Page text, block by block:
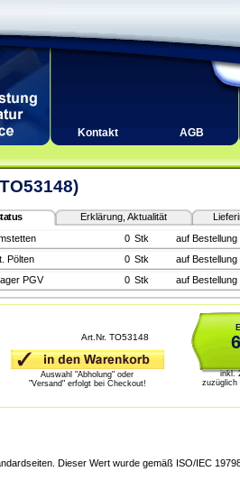
Kontakt AGB
Erklärung, Aktualität
0 Stk
auf Bestellung
Pölten
0 Stk
auf Bestellung
PGV
0 Stk auf Bestellung
inkl.
zuzüglich
Art.Nr. TO53148
Auswahl "Abholung" oder
"Versand" erfolgt bei Checkout!
Dieser Wert wurde gemäß ISO/IEC